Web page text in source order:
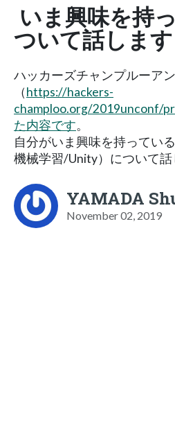
いま興味を持
ついて話します
ハッカーズチャンプルーア
（https://hackers-
champloo.org/2019unconf/
た内容です。
自分がいま興味を持ってい
機械学習/Unity）について話
YAMADA
November 02, 2019